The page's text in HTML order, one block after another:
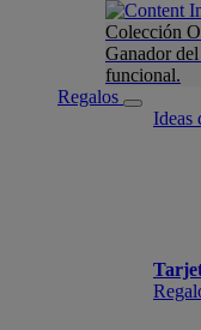
Colección
Ganador
funcional.
Regalos
Ideas